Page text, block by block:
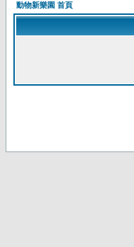
動物新樂園 首頁